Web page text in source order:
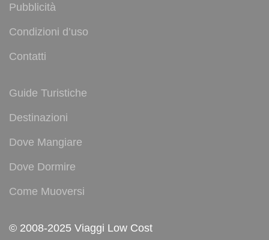
Pubblicità
Condizioni d’uso
Contatti
Guide Turistiche
Destinazioni
Dove Mangiare
Dove Dormire
Come Muoversi
© 2008-2025 Viaggi Low Cost